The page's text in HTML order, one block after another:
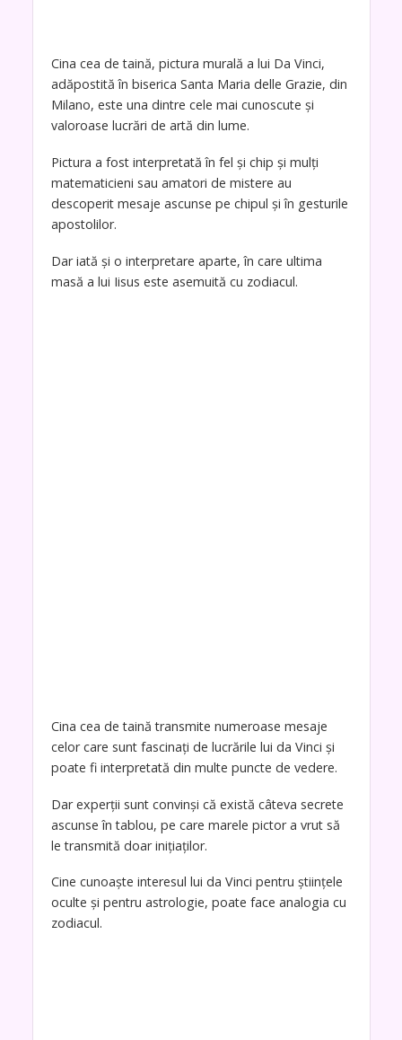
Cina cea de taină, pictura murală a lui Da Vinci,
adăpostită în biserica Santa Maria delle Grazie, din
Milano, este una dintre cele mai cunoscute și
valoroase lucrări de artă din lume.
Pictura a fost interpretată în fel și chip și mulți
matematicieni sau amatori de mistere au
descoperit mesaje ascunse pe chipul și în gesturile
apostolilor.
Dar iată și o interpretare aparte, în care ultima
masă a lui Iisus este asemuită cu zodiacul.
Cina cea de taină transmite numeroase mesaje
celor care sunt fascinați de lucrările lui da Vinci și
poate fi interpretată din multe puncte de vedere.
Dar experții sunt convinși că există câteva secrete
ascunse în tablou, pe care marele pictor a vrut să
le transmită doar inițiaților.
Cine cunoaște interesul lui da Vinci pentru științele
oculte și pentru astrologie, poate face analogia cu
zodiacul.